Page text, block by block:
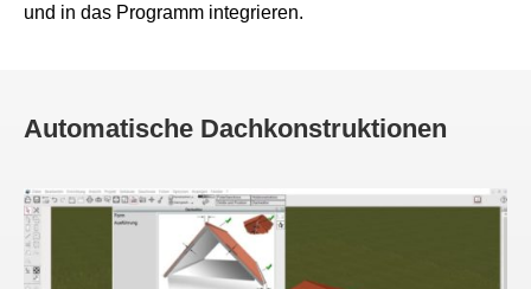
und in das Programm integrieren.
Automatische Dachkonstruktionen